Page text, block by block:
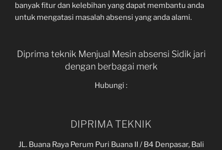
banyak fitur dan kelebihan yang dapat membantu anda
untuk mengatasi masalah absensi yang anda alami.
Diprima teknik Menjual Mesin absensi Sidik jari
dengan berbagai merk
Hubungi :
DIPRIMA TEKNIK
JL. Buana Raya Perum Puri Buana II / B4 Denpasar, Bali